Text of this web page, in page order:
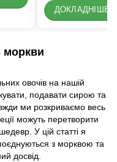
ДОКЛАДНІШЕ
моркви
овочів на нашій
подавати сирою та
ми розкриваємо весь
можуть перетворити
У цій статті я
з морквою та
досвід.